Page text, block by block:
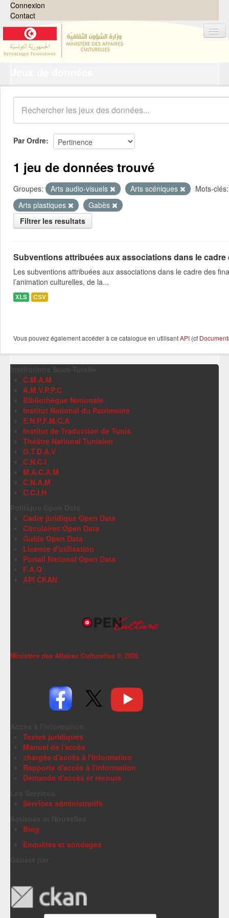
Connexion
Contact
Organisations
Groupes
Demandes 0
À propos
Par Ordre
1 jeu de données trouvé
Groupes: Arts audio-visuels Arts scéniques
Mots-clés:
Arts plastiques
Gabès
Filtrer les resultats
Subventions attribuées aux associations dans le
Les subventions attribuées aux associations dans le cadre des
l’animation culturelles, de la...
XLS CSV
Vous pouvez également accéder à ce catalogue en utilisantAPI (cf
C.M.A.M
A.M.V.P.P.C
Bibliothèque Nationale
Institut National du Patrimoine
E.N.P.F.M.C.A
Institut de Traduction de Tunis
Théâtre National Tunisien
O.T.D.A.V
C.N.C.I
M.A.C.A.M
C.N.A.M
C.C.I.H
Cadre juridique Open Data
Circulaires Open Data
Guide Open Data
Licence d'utilisation
Portail National Open Data
F.A.Q
API CKAN
Ministère des Affaires Culturelles © 2026
Textes juridiques
Manuel de l'accès
chargés d'accès à l'information
Rapports d'accès à l'information
Demande d'accès et recours
Services administratifs
Blog
Enquêtes et sondages